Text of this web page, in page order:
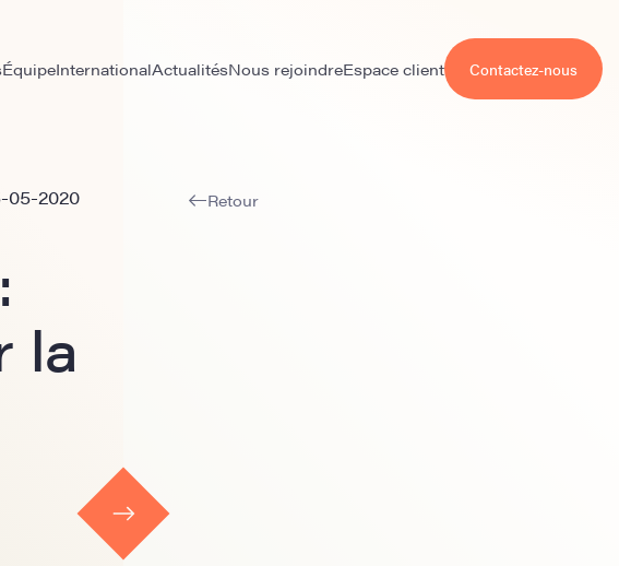
ÉquipeInternationalActualitésNous rejoindreEspace client Contactez-nous
05-2020
la
Retour